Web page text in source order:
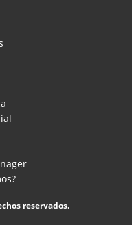
reservados.